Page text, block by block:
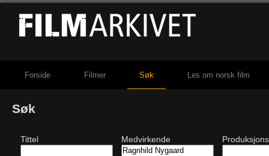
Forside Filmer Søk Les om norsk film
Søk
Tittel Medvirkende